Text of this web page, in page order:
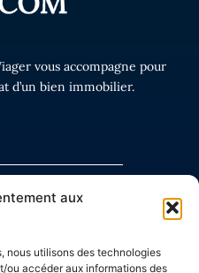
aux
nous utilisons des technologies
ou accéder aux informations des
vous accompagne pour
d’un bien immobilier.